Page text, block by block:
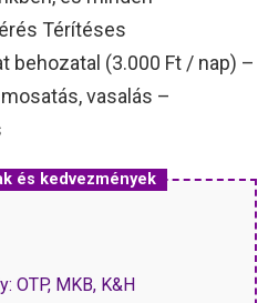
Térítéses
behozatal (3.000 Ft / nap) –
vasalás –
és kedvezmények
OTP, MKB, K&H